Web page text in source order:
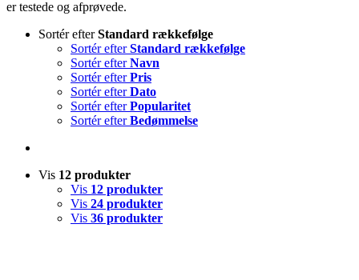
er testede og afprøvede.
Sortér efterStandard rækkefølge
Sortér efterStandard rækkefølge
Sortér efterNavn
Sortér efterPris
Sortér efterDato
Sortér efterPopularitet
Sortér efterBedømmelse
Vis 12 produkter
Vis 12 produkter
Vis 24 produkter
Vis 36 produkter